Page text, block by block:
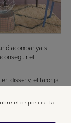
acompanyats
el
disseny, el taronja
PANTONE 16-
més juganers.
en qualsevol
el dispositiu i la